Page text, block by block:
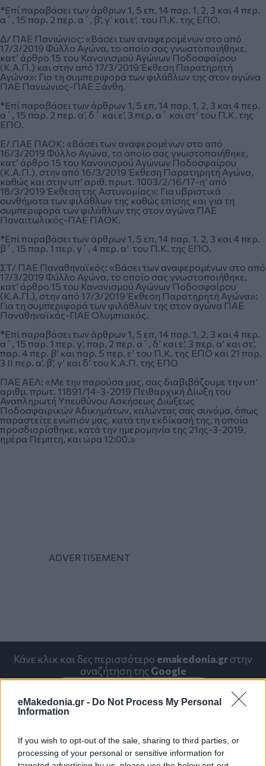
eMakedonia.gr - Do Not Process My Personal
Information
If you wish to opt-out of the sale, sharing to third parties, or
processing of your personal or sensitive information for
*Επί παραβάσει των άρθρων 1, 5 επ, 14 παρ. 1, 2, 3 και 4 περ.
α΄, 15 παρ. 2 περ. α΄, β’, γ’ και ε’, του Π.Κ. της ΕΠΟ.
Δ/ ΠΑΕ Πανιώνιος: «Βάσει των αναφερομένων στο από
17/3/2019 Φύλλο Αγώνα, το οποίο σας γνωστοποιήθηκε,
κατ’ άρθρο 15 του Κανονισμού Αγώνων Ποδοσφαίρου
(Κ.Α.Π.) και στην από 17/3/2019 Έκθεση Παρατηρητή
Αγώνα»: Για τη συμπεριφορά των φιλάθλων της στον αγώνα
ΠΑΕ Πανιώνιος-ΠΑΕ Ξάνθη.
*Επί παραβάσει των άρθρων 1, 5 επ, 14 παρ. 1, 2, 3 και 4 περ.
α΄, 15 παρ. 2 περ. α’, δ΄ και ε’, 3 περ. α΄ και στ’ του Π.Κ. της
ΕΠΟ.
Ε/ ΠΑΕ ΠΑΟΚ: «Βάσει των αναφερομένων στο από
16/3/2019 Φύλλο Αγώνα, το οποίο σας γνωστοποιήθηκε,
κατ’ άρθρο 15 του Κανονισμού Αγώνων Ποδοσφαίρου
(Κ.Α.Π.), στην από 16/3/2019 Έκθεση Παρατηρητή Αγώνα,
καθώς και στην υπ’ αριθ. πρωτ. 1003/2/16/17-η’ από
18/3/2019 Έκθεση της Αστυνομίας»: Για υβριστικά
συνθήματα των φιλάθλων της καθώς επίσης και για τη
συμπεριφορά των φιλάθλων της στον αγώνα ΠΑΕ
Παναιτωλικός-ΠΑΕ ΠΑΟΚ.
*Επί παραβάσει των άρθρων 1, 5 επ, 14 παρ. 1, 2, 3 και 4 περ.
β΄, 15 παρ. 1 περ. γ΄, 4 περ. α’ του Π.Κ. της ΕΠΟ.
ΣΤ/ ΠΑΕ Παναθηναϊκός: «Βάσει των αναφερομένων στο από
17/3/2019 Φύλλο Αγώνα, το οποίο σας γνωστοποιήθηκε,
κατ’ άρθρο 15 του Κανονισμού Αγώνων Ποδοσφαίρου
(Κ.Α.Π.), στην από 17/3/2019 Έκθεση Παρατηρητή Αγώνα»:
Για τη συμπεριφορά των φιλάθλων της στον αγώνα ΠΑΕ
Παναθηναϊκός-ΠΑΕ Ολυμπιακός.
*Επί παραβάσει των άρθρων 1, 5 επ, 14 παρ. 1, 2, 3 και 4 περ.
α΄, 15 παρ. 1 περ. γ’, παρ. 2 περ. α΄, δ’ και ε’, 3 περ. α’ και στ’,
παρ. 4 περ. β’ και παρ. 5 περ. ε’ του Π.Κ. της ΕΠΟ και 21 παρ.
3 ΙΙ περ. α’, β’, γ’ και δ’ του Κ.Α.Π. της ΕΠΟ
ΠΑΕ ΑΕΛ: «Με την παρούσα μας, σας διαβιβάζουμε την υπ’
αριθμ. πρωτ. 11891/14-3-2019 Πειθαρχική Δίωξη του
Αναπληρωτή Υπευθύνου Ασκήσεως Διώξεως
Ποδοσφαιρικών Αδικημάτων, καλώντας σας συνάμα, όπως
παραστείτε ενώπιόν μας, κατά την εκδίκασή της, η οποία
προσδιορίσθηκε, κατά την ημερομηνία της 21ης-3-2019,
ημέρα Πέμπτη, και ώρα 12:00.»
Κάνε κλικ και δες περισσότερο emakedonia.grστην
αναζήτηση της Google
ΑΘΛΗΤΙΣΜΟΣ